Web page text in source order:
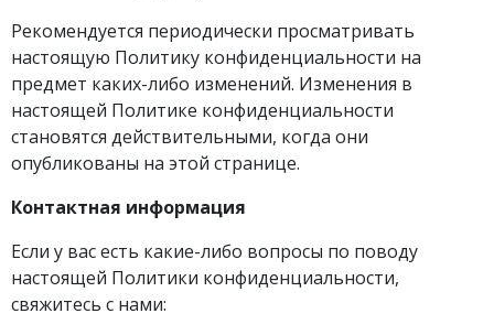
Рекомендуется периодически просматривать
настоящую Политику конфиденциальности на
предмет каких-либо изменений. Изменения в
настоящей Политике конфиденциальности
становятся действительными, когда они
опубликованы на этой странице.
Контактная информация
Если у вас есть какие-либо вопросы по поводу
настоящей Политики конфиденциальности,
свяжитесь с нами: